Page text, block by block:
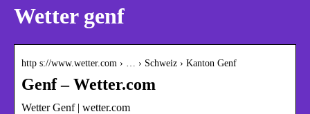
Wetter genf
http s://www.wetter.com › … › Schweiz › Kanton Genf
Genf – Wetter.com
Wetter Genf | wetter.com